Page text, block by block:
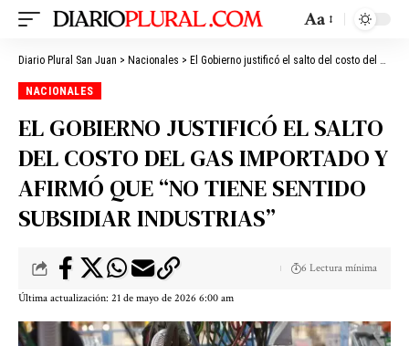
Aa
Diario Plural San Juan > Nacionales > El Gobierno justificó el salto del costo del gas importado y afirmó que “no tiene sentido subsidiar industrias”
NACIONALES
EL GOBIERNO JUSTIFICÓ EL SALTO
DEL COSTO DEL GAS IMPORTADO Y
AFIRMÓ QUE “NO TIENE SENTIDO
SUBSIDIAR INDUSTRIAS”
Última actualización: 21 de mayo de 2026 6:00 am
6 Lectura mínima